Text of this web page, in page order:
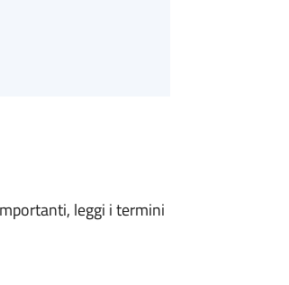
leggi i termini